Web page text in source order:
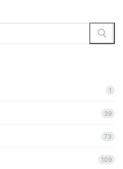
1
39
73
109